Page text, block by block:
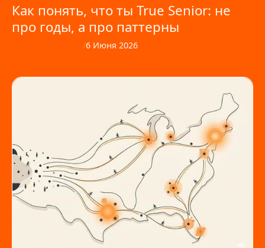
Как понять, что ты True Senior: не
про годы, а про паттерны
/6 Июня 2026